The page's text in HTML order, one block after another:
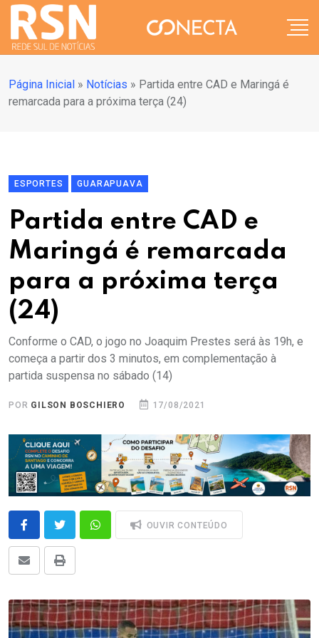
Página Inicial » Notícias » Partida entre CAD e Maringá é
remarcada para a próxima terça (24)
ESPORTES GUARAPUAVA
Partida entre CAD e
Maringá é remarcada
para a próxima terça
(24)
Conforme o CAD, o jogo no Joaquim Prestes será às 19h, e
começa a partir dos 3 minutos, em complementação à
partida suspensa no sábado (14)
POR GILSON BOSCHIERO 17/08/2021
OUVIR CONTEÚDO